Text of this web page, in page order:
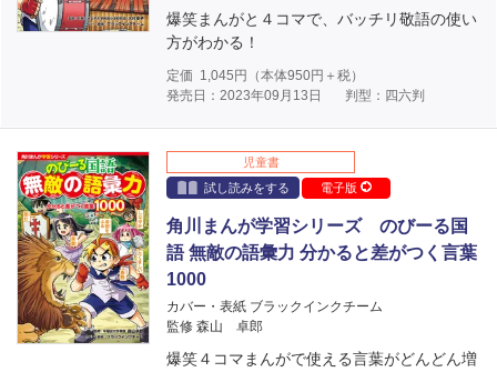
爆笑まんがと４コマで、バッチリ敬語の使い
方がわかる！
定価 1,045 円（本体950円＋税）
発売日：2023年09月13日
判型：四六判
児童書
試し読みをする
電子版
角川まんが学習シリーズ のびーる国
語 無敵の語彙力 分かると差がつく言葉
1000
カバー・表紙 ブラックインクチーム
監修 森山 卓郎
爆笑４コマまんがで使える言葉がどんどん増